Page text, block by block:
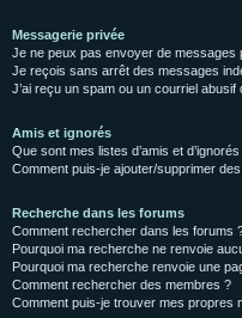
Messagerie privée
Je ne peux pas envoyer de messages
Je reçois sans arrêt des messages
J’ai reçu un spam ou un courriel abusif
Amis et ignorés
Que sont mes listes d’amis et d’ignorés
Comment puis-je ajouter/supprimer
Recherche dans les forums
Comment rechercher dans les forums
Pourquoi ma recherche ne renvoie
Pourquoi ma recherche renvoie une
Comment rechercher des membres ?
Comment puis-je trouver mes propres